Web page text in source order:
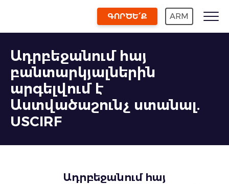
ԳՈՐԾԵ՛Ք ARM
Ադրբեջանում հայ
բանտարկյալներին
արգելվում է
Աստվածաշունչ ստանալ.
USCIRF
Ադրբեջանում հայ